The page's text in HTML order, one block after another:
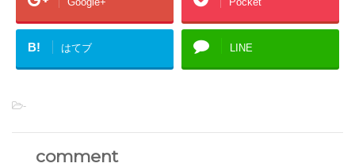
B! はてブ LINE
-
comment